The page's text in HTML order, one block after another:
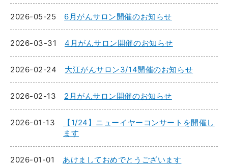
2026-05-25 6月がんサロン開催のお知らせ
2026-03-31 4月がんサロン開催のお知らせ
2026-02-24 大江がんサロン3/14開催のお知らせ
2026-02-13 2月がんサロン開催のお知らせ
2026-01-13
【1/24】ニューイヤーコンサートを開催し
ます
2026-01-01 あけましておめでとうございます